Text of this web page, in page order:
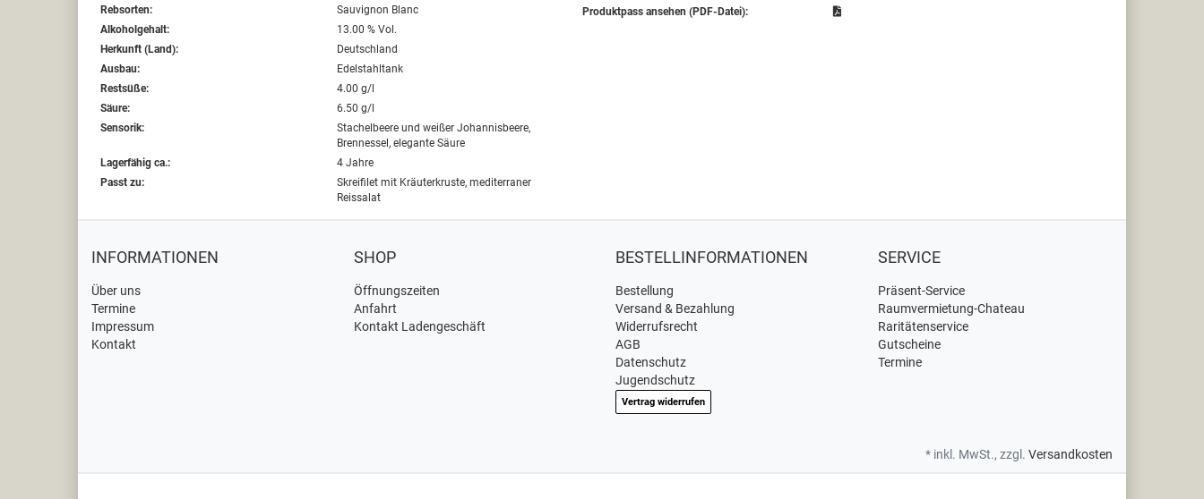
Rebsorten:
Sauvignon Blanc
Alkoholgehalt:
13.00 % Vol.
Herkunft (Land):
Deutschland
Ausbau:
Edelstahltank
Restsüße:
4.00 g/l
Säure:
6.50 g/l
Sensorik:
Stachelbeere und weißer Johannisbeere,
Brennessel, elegante Säure
Lagerfähig ca.:
4 Jahre
Passt zu:
Skreifilet mit Kräuterkruste, mediterraner
Reissalat
Produktpass ansehen (PDF-Datei):
INFORMATIONEN
Über uns
Termine
Impressum
Kontakt
SHOP
Öffnungszeiten
Anfahrt
Kontakt Ladengeschäft
BESTELLINFORMATIONEN
Bestellung
Versand & Bezahlung
Widerrufsrecht
AGB
Datenschutz
Jugendschutz
Vertrag widerrufen
SERVICE
Präsent-Service
Raumvermietung-Chateau
Raritätenservice
Gutscheine
Termine
* inkl. MwSt., zzgl. Versandkosten